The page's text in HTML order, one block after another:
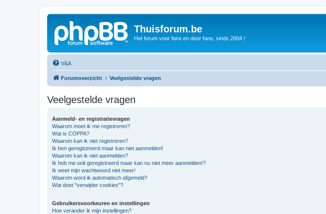
Thuisforum.be
Het forum voor fans en door fans, sinds 2004 !
V&A
Forumoverzicht Veelgestelde vragen
Veelgestelde vragen
Aanmeld- en registratievragen
Waarom moet ik me registreren?
Wat is COPPA?
Waarom kan ik niet registreren?
Ik ben geregistreerd maar kan niet aanmelden!
Waarom kan ik niet aanmelden?
Ik heb me ooit geregistreerd maar kan nu niet meer aanmelden!?
Ik weet mijn wachtwoord niet meer!
Waarom word ik automatisch afgemeld?
Wat doet "verwijder cookies"?
Gebruikersvoorkeuren en instellingen
Hoe verander ik mijn instellingen?